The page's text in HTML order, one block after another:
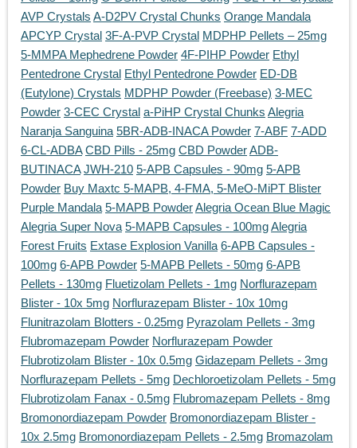
AVP Crystals A-D2PV Crystal Chunks Orange Mandala
APCYP Crystal 3F-A-PVP Crystal MDPHP Pellets – 25mg
5-MMPA Mephedrene Powder 4F-PIHP Powder Ethyl
Pentedrone Crystal Ethyl Pentedrone Powder ED-DB
(Eutylone) Crystals MDPHP Powder (Freebase) 3-MEC
Powder 3-CEC Crystal a-PiHP Crystal Chunks Alegria
Naranja Sanguina 5BR-ADB-INACA Powder 7-ABF 7-ADD
6-CL-ADBA CBD Pills - 25mg CBD PowderADB-
BUTINACA JWH-210 5-APB Capsules - 90mg 5-APB
Powder Buy Maxtc 5-MAPB, 4-FMA, 5-MeO-MiPT Blister
Purple Mandala 5-MAPB PowderAlegria Ocean Blue Magic
Alegria Super Nova 5-MAPB Capsules - 100mgAlegria
Forest Fruits Extase Explosion Vanilla 6-APB Capsules -
100mg 6-APB Powder 5-MAPB Pellets - 50mg 6-APB
Pellets - 130mg Fluetizolam Pellets - 1mg Norflurazepam
Blister - 10x 5mg Norflurazepam Blister - 10x 10mg
Flunitrazolam Blotters - 0.25mg Pyrazolam Pellets - 3mg
Flubromazepam Powder Norflurazepam Powder
Flubrotizolam Blister - 10x 0.5mg Gidazepam Pellets - 3mg
Norflurazepam Pellets - 5mg Dechloroetizolam Pellets - 5mg
Flubrotizolam Fanax - 0.5mg Flubromazepam Pellets - 8mg
Bromonordiazepam Powder Bromonordiazepam Blister -
10x 2.5mg Bromonordiazepam Pellets - 2.5mg Bromazolam